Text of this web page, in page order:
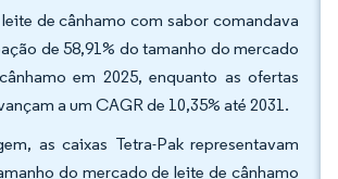
de cânhamo com sabor comandava
de 58,91% do tamanho do mercado
em 2025, enquanto as ofertas
a um CAGR de 10,35% até 2031.
as caixas Tetra-Pak representavam
do mercado de leite de cânhamo